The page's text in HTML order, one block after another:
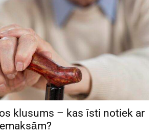
klusums – kas īsti notiek ar